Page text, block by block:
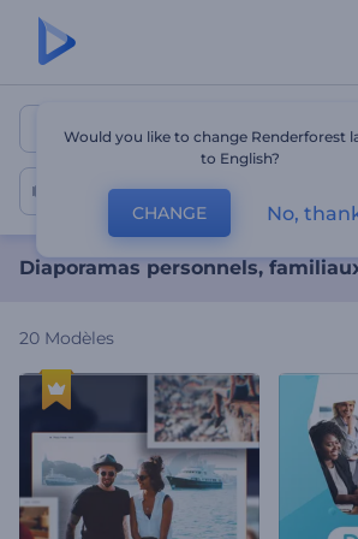
Diaporamas
Diaporama personnel
Diaporamas personnels,
20 Modèles
Would you like to change Renderforest
to English?
CHANGE No,